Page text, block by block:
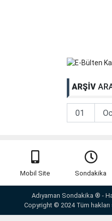
ARŞİV
Mobil Site Sondakika
Yazarlar
Adıyaman Sondakika ® -
Copyright © 2024 Tüm hakları